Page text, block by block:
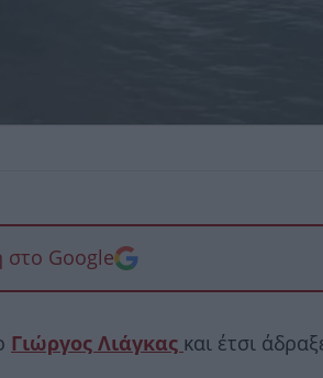
στο Google
Γιώργος Λιάγκας και έτσι